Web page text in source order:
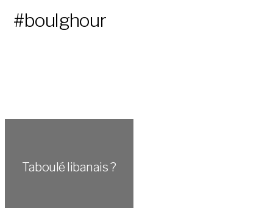
#boulghour
Taboulé libanais ?